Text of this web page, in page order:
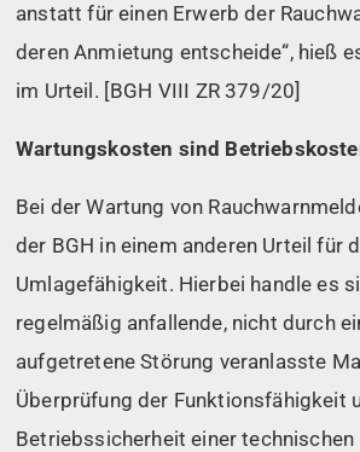
anstatt für einen Erwerb der
deren Anmietung entscheide“, hieß
im Urteil. [BGH VIII ZR 379/20]
Wartungskosten sind
Bei der Wartung von
der BGH in einem anderen Urteil für
Umlagefähigkeit. Hierbei handle es
regelmäßig anfallende, nicht durch
aufgetretene Störung veranlasste
Überprüfung der Funktionsfähigkeit
Betriebssicherheit einer